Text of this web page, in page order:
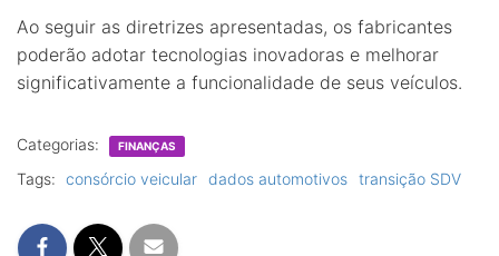
Ao seguir as diretrizes apresentadas, os fabricantes
poderão adotar tecnologias inovadoras e melhorar
significativamente a funcionalidade de seus veículos.
Categorias: FINANÇAS
Tags: consórcio veicular dados automotivos transição SDV